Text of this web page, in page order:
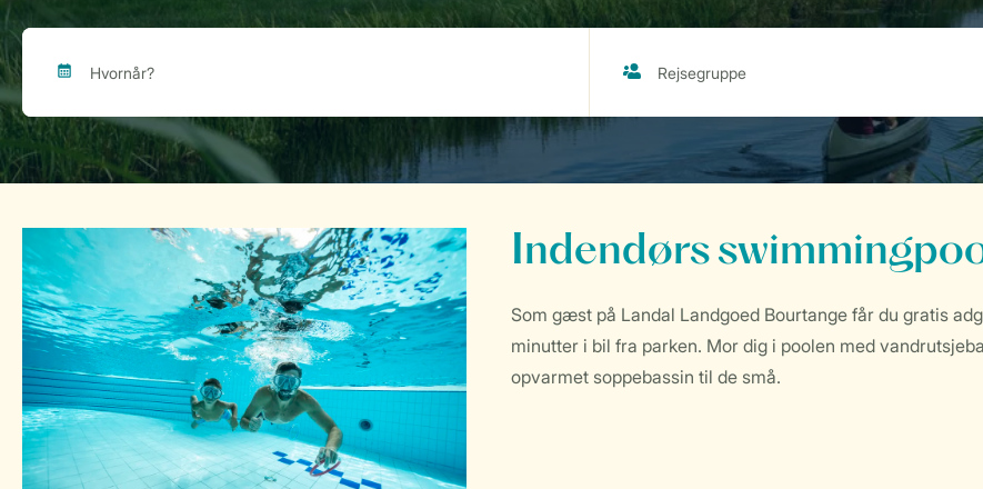
Indendørs
Som gæst på Landal Landgoed Bourtange får du gratis
minutter i bil fra parken. Mor dig i poolen med
opvarmet soppebassin til de små.